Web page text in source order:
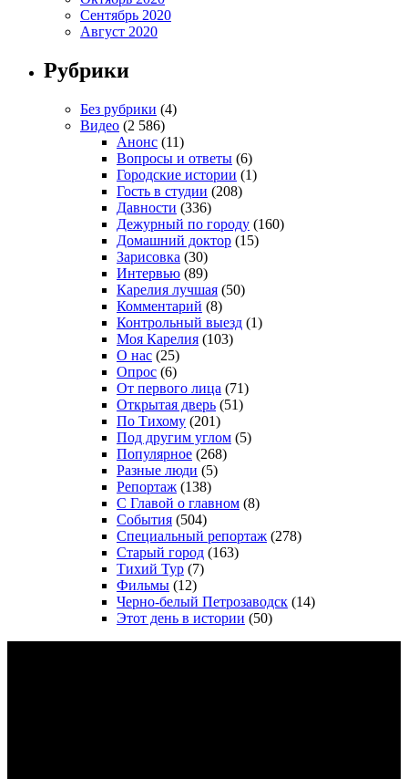
Сентябрь 2020
Август 2020
Рубрики
Без рубрики (4)
Видео (2 586)
Анонс (11)
Вопросы и ответы (6)
Городские истории (1)
Гость в студии (208)
Давности (336)
Дежурный по городу (160)
Домашний доктор (15)
Зарисовка (30)
Интервью (89)
Карелия лучшая (50)
Комментарий (8)
Контрольный выезд (1)
Моя Карелия (103)
О нас (25)
Опрос (6)
От первого лица (71)
Открытая дверь (51)
По Тихому (201)
Под другим углом (5)
Популярное (268)
Разные люди (5)
Репортаж (138)
С Главой о главном (8)
События (504)
Специальный репортаж (278)
Старый город (163)
Тихий Тур (7)
Фильмы (12)
Черно-белый Петрозаводск (14)
Этот день в истории (50)